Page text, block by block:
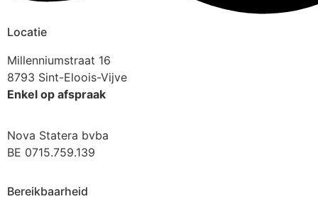
Locatie
Millenniumstraat 16
8793 Sint-Eloois-Vijve
Enkel op afspraak
Nova Statera bvba
BE 0715.759.139
Bereikbaarheid